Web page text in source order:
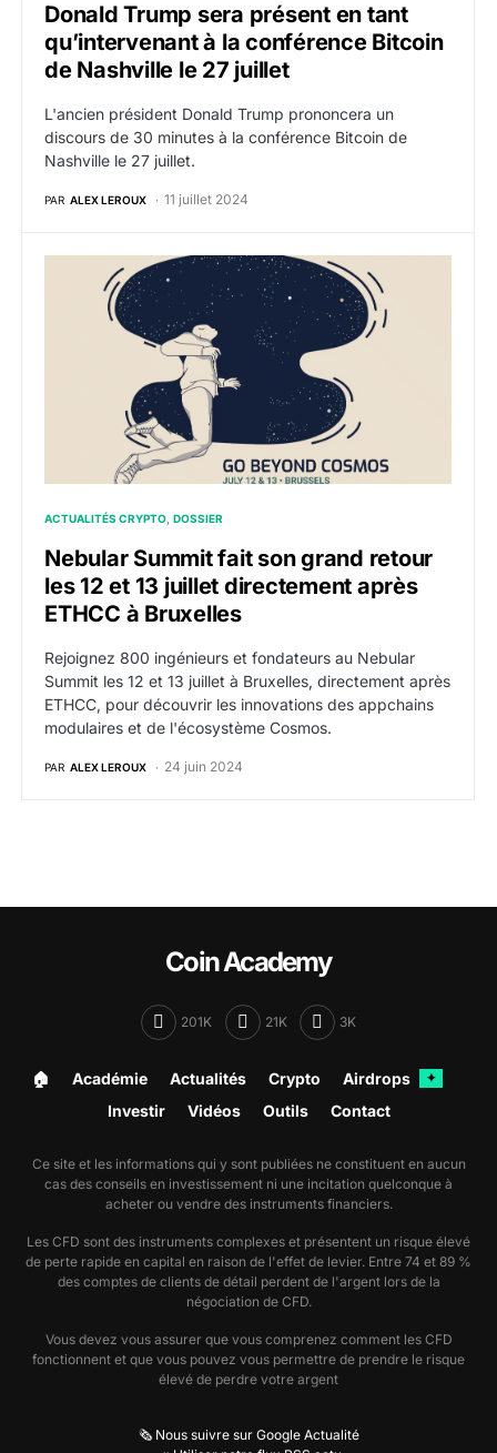
Donald Trump sera présent en tant
qu’intervenant à la conférence Bitcoin
de Nashville le 27 juillet
L'ancien président Donald Trump prononcera un
discours de 30 minutes à la conférence Bitcoin de
Nashville le 27 juillet.
PAR ALEX LEROUX 11 juillet 2024
Nebular Summit fait son grand retour les 12 et 13
ACTUALITÉS CRYPTO DOSSIER
Nebular Summit fait son grand retour
les 12 et 13 juillet directement après
ETHCC à Bruxelles
Rejoignez 800 ingénieurs et fondateurs au Nebular
Summit les 12 et 13 juillet à Bruxelles, directement après
ETHCC, pour découvrir les innovations des appchains
modulaires et de l'écosystème Cosmos.
PAR ALEX LEROUX 24 juin 2024
Coin Academy
201K 21K 3K
🏠︎ Académie Actualités Crypto Airdrops ✦
Investir Vidéos Outils Contact
Ce site et les informations qui y sont publiées ne constituent en aucun
cas des conseils en investissement ni une incitation quelconque à
acheter ou vendre des instruments financiers.
Les CFD sont des instruments complexes et présentent un risque élevé
de perte rapide en capital en raison de l'effet de levier. Entre 74 et 89 %
des comptes de clients de détail perdent de l'argent lors de la
négociation de CFD.
Vous devez vous assurer que vous comprenez comment les CFD
fonctionnent et que vous pouvez vous permettre de prendre le risque
élevé de perdre votre argent
🗞️ Nous suivre sur Google Actualité